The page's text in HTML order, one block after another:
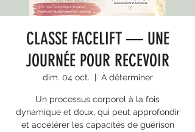
CLASSE FACELIFT — UNE
JOURNÉE POUR RECEVOIR
dim. 04 oct.
  |
À déterminer
Un processus corporel à la fois
dynamique et doux, qui peut approfondir
et accélérer les capacités de guérison